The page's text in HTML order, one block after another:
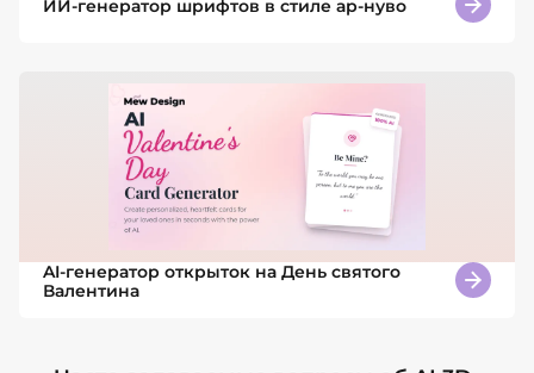
ИИ-генератор шрифтов в стиле ар-нуво
AI-генератор открыток на День святого
Валентина